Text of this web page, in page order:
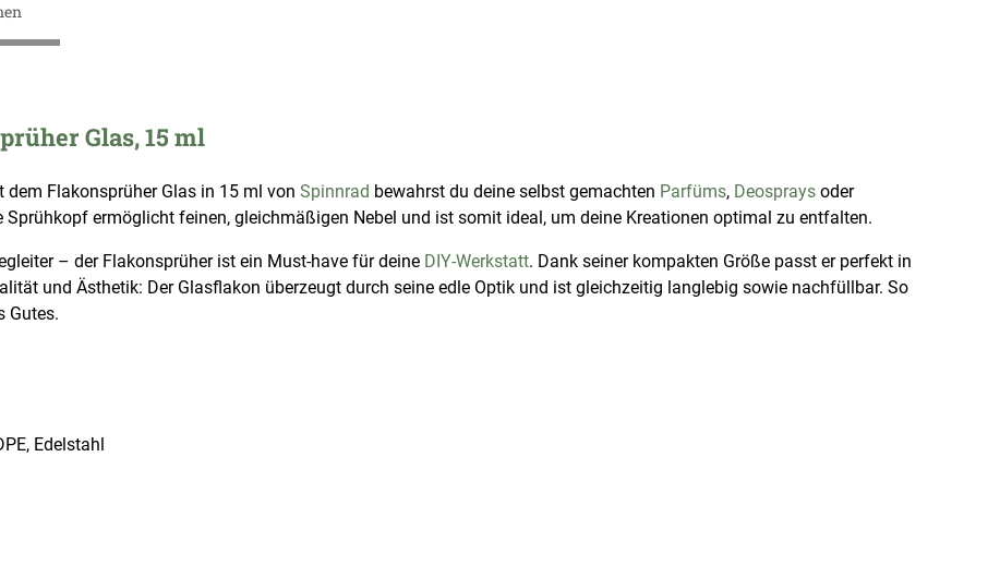
Glas, 15 ml
Flakonsprüher Glas in 15 ml von Spinnrad bewahrst du deine selbst gemachten Parfüms, Deosprays oder
ermöglicht feinen, gleichmäßigen Nebel und ist somit ideal, um deine Kreationen optimal zu entfalten.
– der Flakonsprüher ist ein Must-have für deine DIY-Werkstatt. Dank seiner kompakten Größe passt er perfekt in
und Ästhetik: Der Glasflakon überzeugt durch seine edle Optik und ist gleichzeitig langlebig sowie nachfüllbar. So
Gutes.
Edelstahl